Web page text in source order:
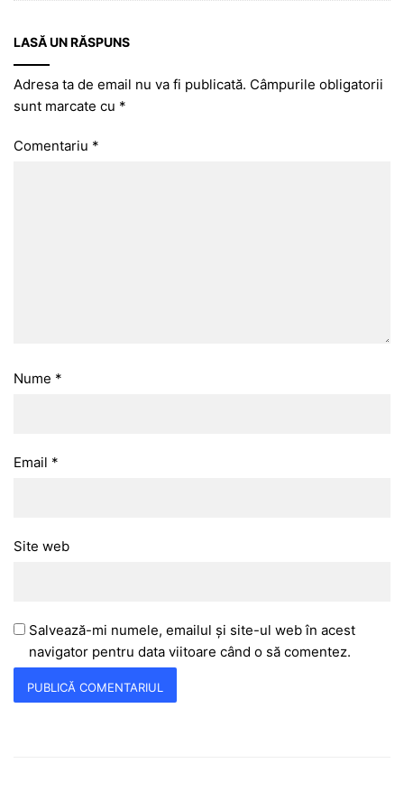
LASĂ UN RĂSPUNS
Adresa ta de email nu va fi publicată. Câmpurile obligatorii
sunt marcate cu *
Comentariu *
Nume *
Email *
Site web
Salvează-mi numele, emailul și site-ul web în acest
navigator pentru data viitoare când o să comentez.